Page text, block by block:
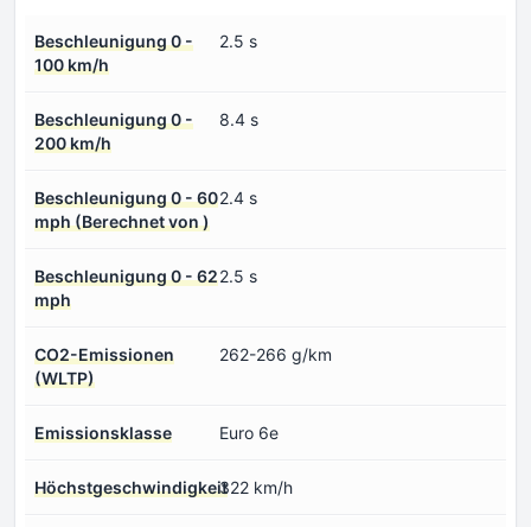
Beschleunigung 0 -
100 km/h
2.5 s
Beschleunigung 0 -
200 km/h
8.4 s
Beschleunigung 0 - 60
mph (Berechnet von )
2.4 s
Beschleunigung 0 - 62
mph
2.5 s
CO2-Emissionen
(WLTP)
262-266 g/km
Emissionsklasse Euro 6e
Höchstgeschwindigkeit322 km/h